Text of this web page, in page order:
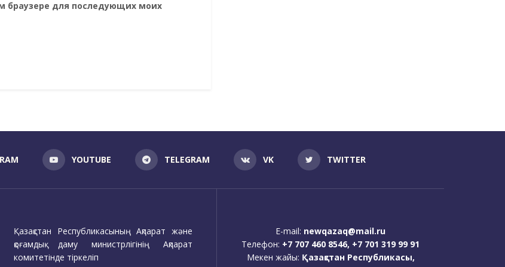
браузере для последующих моих
YOUTUBE TELEGRAM VK TWITTER
Қазақстан Республикасының Ақпарат және
қоғамдық даму министрлігінің Ақпарат
комитетінде тіркеліп
E-mail: newqazaq@mail.ru
Телефон: +7 707 460 8546, +7 701 319 99 91
Мекен жайы: Қазақстан Республикасы,